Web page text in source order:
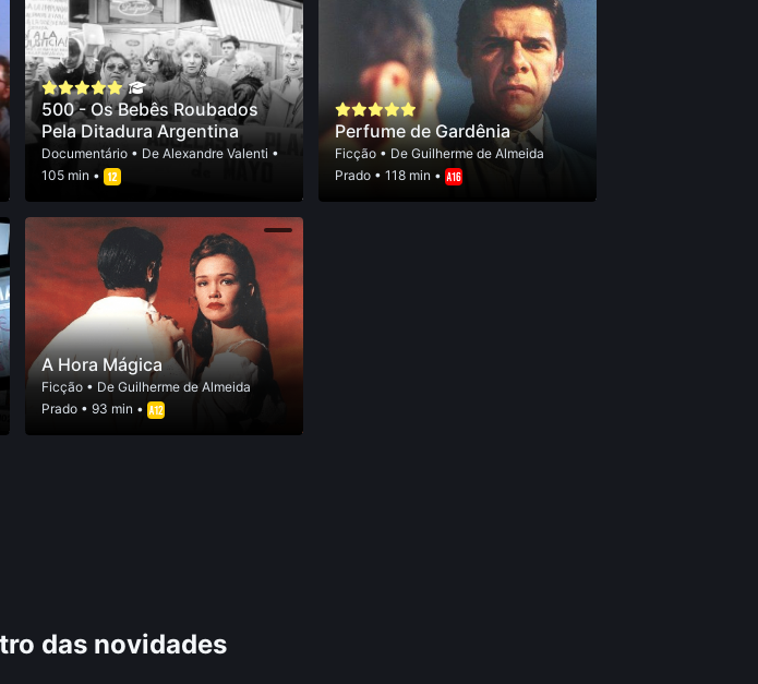
500 - Os Bebês Roubados
Pela Ditadura Argentina
Documentário • DeAlexandre Valenti •
105 min •
Perfume de Gardênia
Ficção • DeGuilherme de Almeida
Prado • 118 min •
A Hora Mágica
Ficção • DeGuilherme de Almeida
Prado • 93 min •
das novidades